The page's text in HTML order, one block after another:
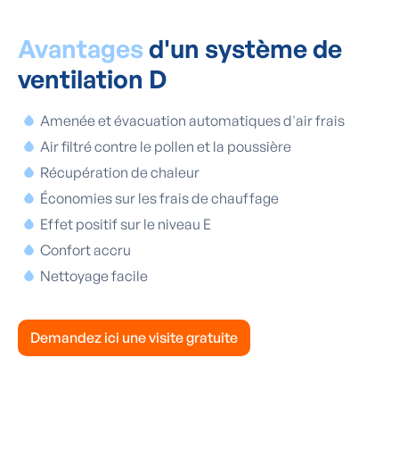
Avantagesd'un système de
ventilation D
Amenée et évacuation automatiques d'air frais
Air filtré contre le pollen et la poussière
Récupération de chaleur
Économies sur les frais de chauffage
Effet positif sur le niveau E
Confort accru
Nettoyage facile
Demandez ici une visite gratuite